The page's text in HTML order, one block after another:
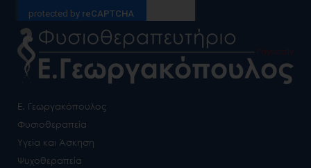
Ε. Γεωργακόπουλος
Φυσιοθεραπεία
Υγεία και Άσκηση
Ψυχοθεραπεία